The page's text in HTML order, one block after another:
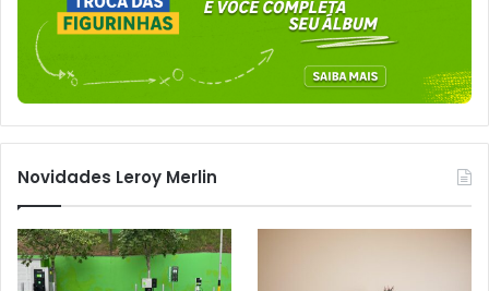
Novidades Leroy Merlin